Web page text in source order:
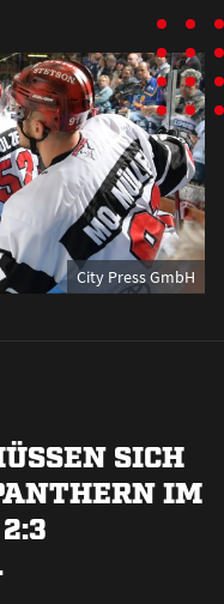
City Press GmbH
SICH
IM